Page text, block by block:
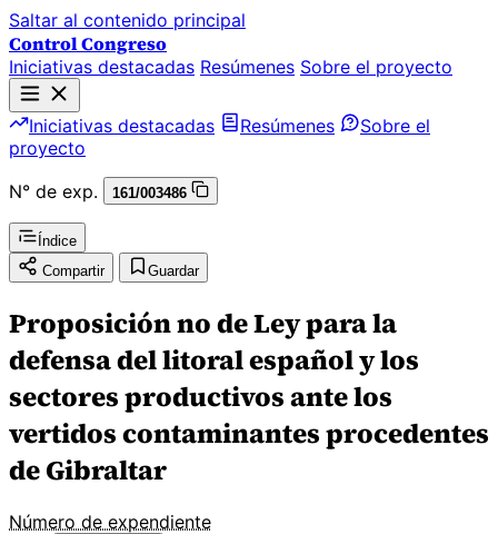
Saltar al contenido principal
Control Congreso
Iniciativas destacadas Resúmenes Sobre el proyecto
Iniciativas destacadas Resúmenes
Sobre el
proyecto
N° de exp.
161/003486
Índice
Compartir
Guardar
Proposición no de Ley para la
defensa del litoral español y los
sectores productivos ante los
vertidos contaminantes procedentes
de Gibraltar
Número de expendiente